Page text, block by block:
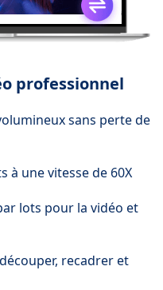
professionnel
sans perte de
à une vitesse de 60X
lots pour la vidéo et
recadrer et